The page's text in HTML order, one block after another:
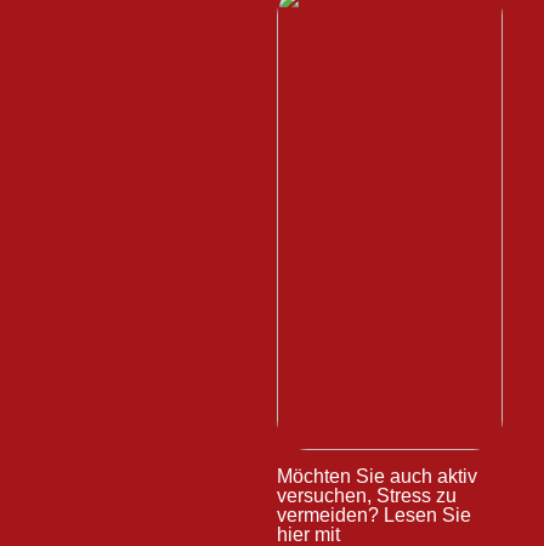
Möchten Sie auch aktiv
versuchen, Stress zu
vermeiden? Lesen Sie
hier mit